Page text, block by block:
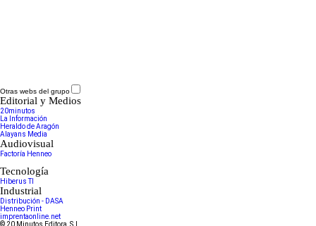
Otras webs del grupo
Editorial y Medios
20minutos
La Información
Heraldo de Aragón
Alayans Media
Audiovisual
Factoría Henneo
Tecnología
Hiberus TI
Industrial
Distribución - DASA
Henneo Print
imprentaonline.net
© 20 Minutos Editora, S.L.